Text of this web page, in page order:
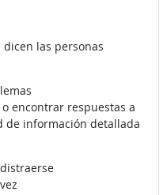
las personas
encontrar respuestas a
de información detallada